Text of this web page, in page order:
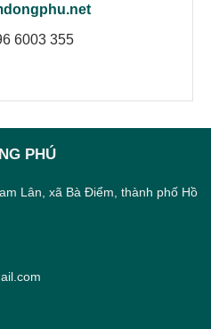
6003 355
PHÚ
Lân, xã Bà Điểm, thành phố Hồ